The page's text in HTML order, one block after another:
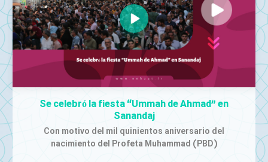
Se celebró la fiesta “Ummah de Ahmad” en
Sanandaj
Con motivo del mil quinientos aniversario del
nacimiento del Profeta Muhammad (PBD)